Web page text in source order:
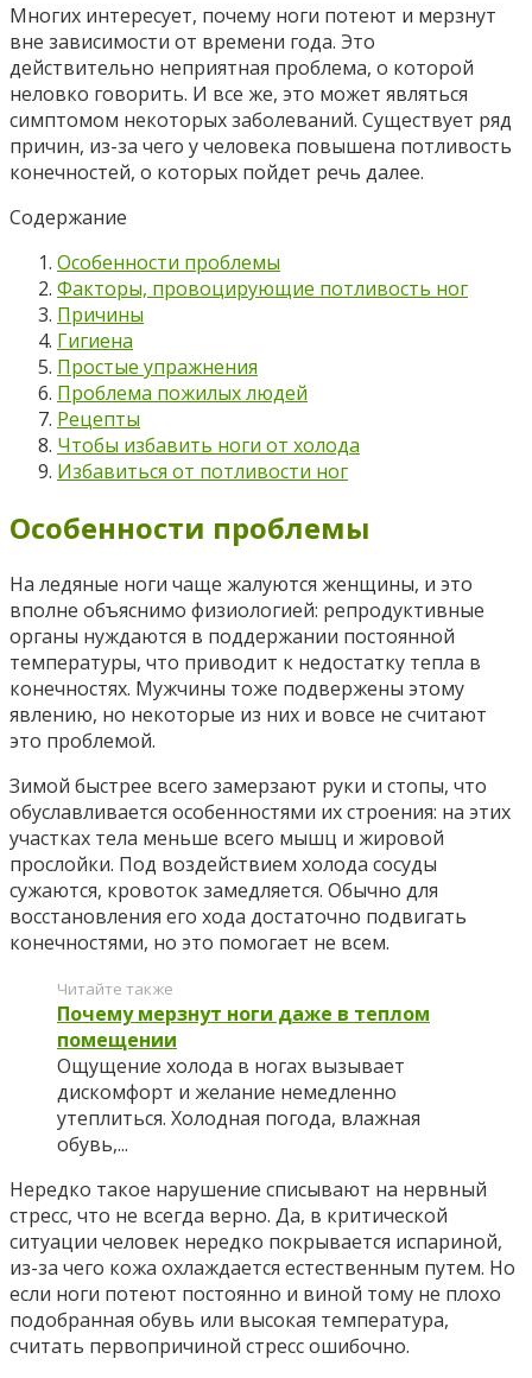
Многих интересует, почему ноги потеют и мерзнут
вне зависимости от времени года. Это
действительно неприятная проблема, о которой
неловко говорить. И все же, это может являться
симптомом некоторых заболеваний. Существует ряд
причин, из-за чего у человека повышена потливость
конечностей, о которых пойдет речь далее.
Содержание
Особенности проблемы
Факторы, провоцирующие потливость ног
Причины
Гигиена
Простые упражнения
Проблема пожилых людей
Рецепты
Чтобы избавить ноги от холода
Избавиться от потливости ног
Особенности проблемы
На ледяные ноги чаще жалуются женщины, и это
вполне объяснимо физиологией: репродуктивные
органы нуждаются в поддержании постоянной
температуры, что приводит к недостатку тепла в
конечностях. Мужчины тоже подвержены этому
явлению, но некоторые из них и вовсе не считают
это проблемой.
Зимой быстрее всего замерзают руки и стопы, что
обуславливается особенностями их строения: на этих
участках тела меньше всего мышц и жировой
прослойки. Под воздействием холода сосуды
сужаются, кровоток замедляется. Обычно для
восстановления его хода достаточно подвигать
конечностями, но это помогает не всем.
Читайте также
Почему мерзнут ноги даже в теплом
помещении
Ощущение холода в ногах вызывает
дискомфорт и желание немедленно
утеплиться. Холодная погода, влажная
обувь,...
Нередко такое нарушение списывают на нервный
стресс, что не всегда верно. Да, в критической
ситуации человек нередко покрывается испариной,
из-за чего кожа охлаждается естественным путем. Но
если ноги потеют постоянно и виной тому не плохо
подобранная обувь или высокая температура,
считать первопричиной стресс ошибочно.